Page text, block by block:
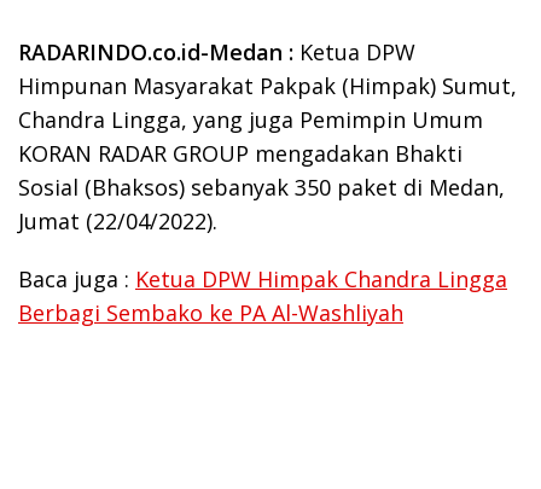
RADARINDO.co.id-Medan : Ketua DPW
Himpunan Masyarakat Pakpak (Himpak) Sumut,
Chandra Lingga, yang juga Pemimpin Umum
KORAN RADAR GROUP mengadakan Bhakti
Sosial (Bhaksos) sebanyak 350 paket di Medan,
Jumat (22/04/2022).
Baca juga : Ketua DPW Himpak Chandra Lingga
Berbagi Sembako ke PA Al-Washliyah